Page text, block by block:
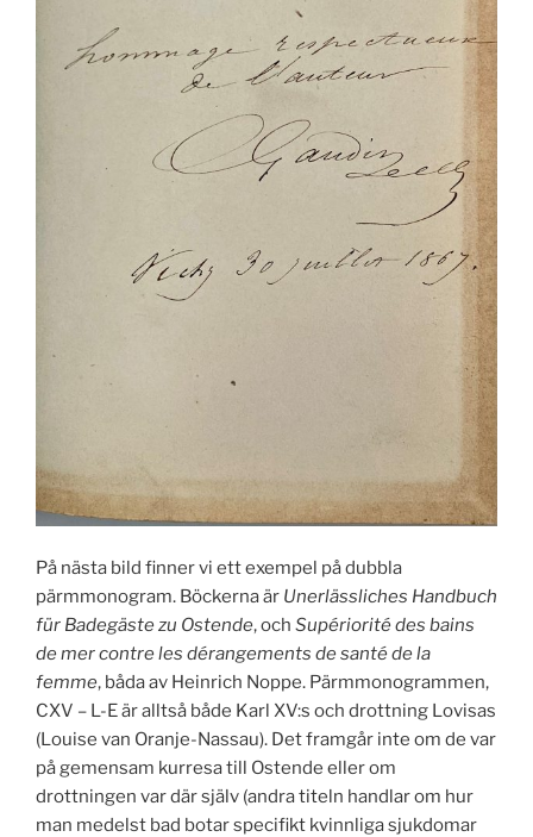
På nästa bild finner vi ett exempel på dubbla
pärmmonogram. Böckerna är Unerlässliches Handbuch
für Badegäste zu Ostende, och Supériorité des bains
de mer contre les dérangements de santé de la
femme, båda av Heinrich Noppe. Pärmmonogrammen,
CXV – L-E är alltså både Karl XV:s och drottning Lovisas
(Louise van Oranje-Nassau). Det framgår inte om de var
på gemensam kurresa till Ostende eller om
drottningen var där själv (andra titeln handlar om hur
man medelst bad botar specifikt kvinnliga sjukdomar